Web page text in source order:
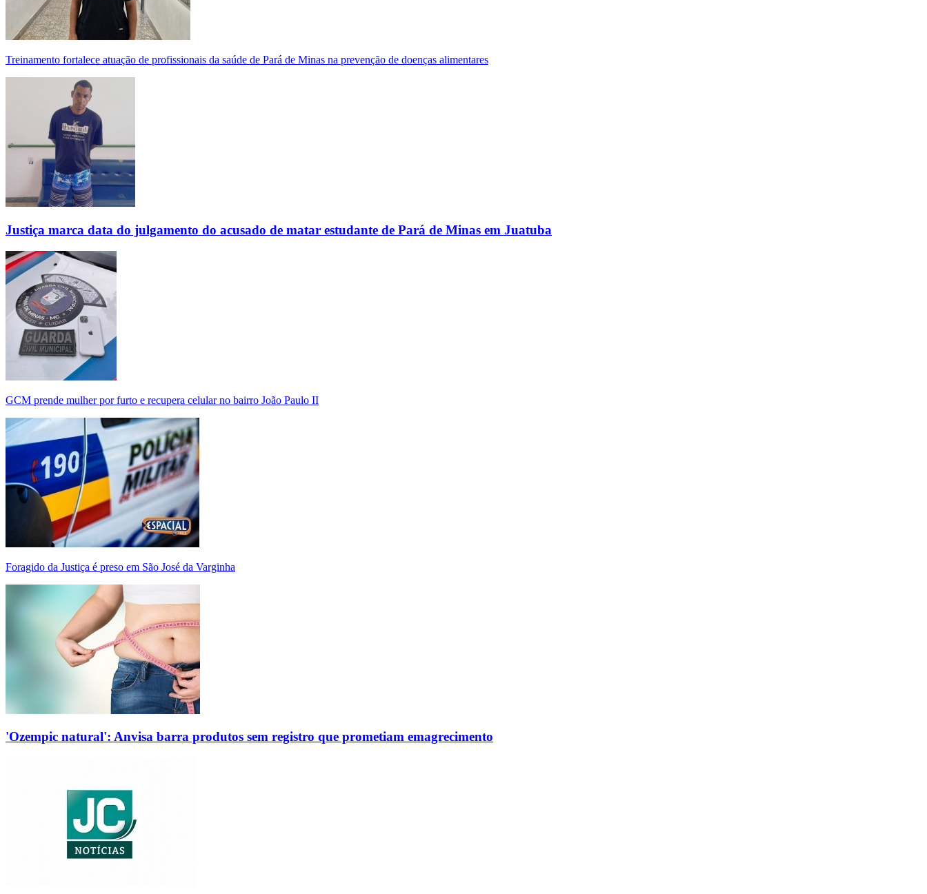
Treinamento fortalece atuação de profissionais da saúde de Pará de Minas na prevenção de doenças alimentares
Justiça marca data do julgamento do acusado de matar estudante de Pará de Minas em Juatuba
GCM prende mulher por furto e recupera celular no bairro João Paulo II
Foragido da Justiça é preso em São José da Varginha
'Ozempic natural': Anvisa barra produtos sem registro que prometiam emagrecimento